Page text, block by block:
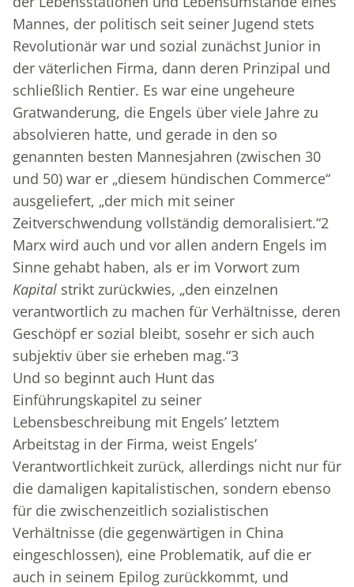
Mannes, der politisch seit seiner Jugend stets
Revolutionär war und sozial zunächst Junior in
der väterlichen Firma, dann deren Prinzipal und
schließlich Rentier. Es war eine ungeheure
Gratwanderung, die Engels über viele Jahre zu
absolvieren hatte, und gerade in den so
genannten besten Mannesjahren (zwischen 30
und 50) war er „diesem hündischen Commerce“
ausgeliefert, „der mich mit seiner
Zeitverschwendung vollständig demoralisiert.“2
Marx wird auch und vor allen andern Engels im
Sinne gehabt haben, als er im Vorwort zum
Kapital strikt zurückwies, „den einzelnen
verantwortlich zu machen für Verhältnisse, deren
Geschöpf er sozial bleibt, sosehr er sich auch
subjektiv über sie erheben mag.“3
Und so beginnt auch Hunt das
Einführungskapitel zu seiner
Lebensbeschreibung mit Engels’ letztem
Arbeitstag in der Firma, weist Engels’
Verantwortlichkeit zurück, allerdings nicht nur für
die damaligen kapitalistischen, sondern ebenso
für die zwischenzeitlich sozialistischen
Verhältnisse (die gegenwärtigen in China
eingeschlossen), eine Problematik, auf die er
auch in seinem Epilog zurückkommt, und